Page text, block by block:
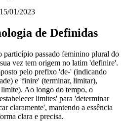
01/2023
de Definidas
particípio passado feminino plural do
vez tem origem no latim 'definire'.
pelo prefixo 'de-' (indicando
e 'finire' (terminar, limitar),
Ao longo do tempo, o
limites' para 'determinar
claramente', mantendo a essência
clara e precisa.